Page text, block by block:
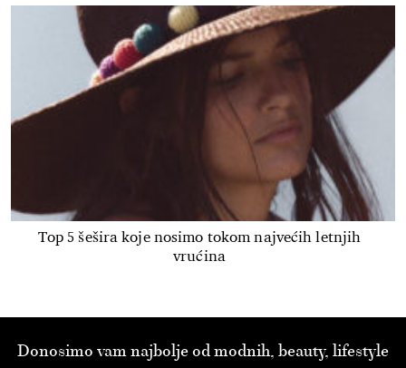
Top 5 šešira koje nosimo tokom najvećih letnjih
vrućina
Donosimo vam najbolje od modnih, beauty, lifestyle